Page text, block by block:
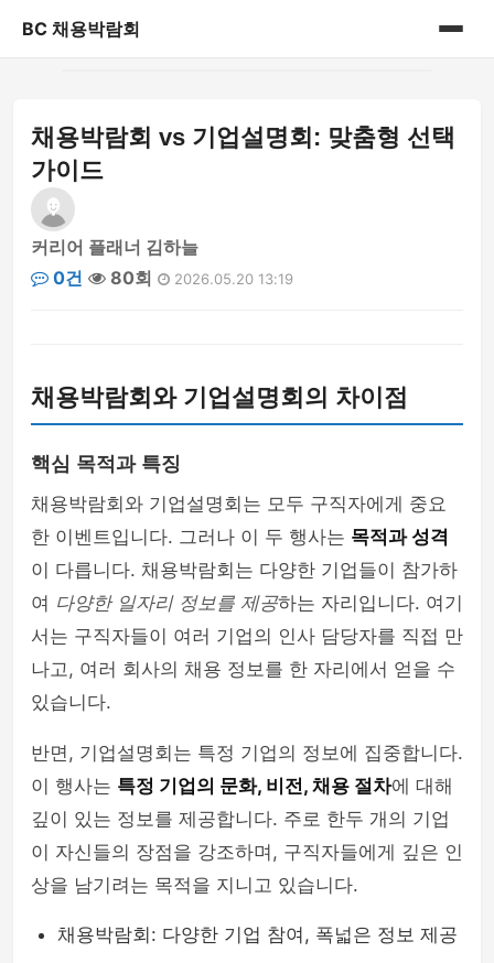
BC 채용박람회
게시판
채용박람회 vs 기업설명회: 맞춤형 선택
가이드
커리어 플래너 김하늘
0건
80회 2026.05.20 13:19
채용박람회와 기업설명회의 차이점
핵심 목적과 특징
채용박람회와 기업설명회는 모두 구직자에게 중요
한 이벤트입니다. 그러나 이 두 행사는 목적과 성격
이 다릅니다. 채용박람회는 다양한 기업들이 참가하
여 다양한 일자리 정보를 제공하는 자리입니다. 여기
서는 구직자들이 여러 기업의 인사 담당자를 직접 만
나고, 여러 회사의 채용 정보를 한 자리에서 얻을 수
있습니다.
반면, 기업설명회는 특정 기업의 정보에 집중합니다.
이 행사는 특정 기업의 문화, 비전, 채용 절차에 대해
깊이 있는 정보를 제공합니다. 주로 한두 개의 기업
이 자신들의 장점을 강조하며, 구직자들에게 깊은 인
상을 남기려는 목적을 지니고 있습니다.
채용박람회: 다양한 기업 참여, 폭넓은 정보 제공